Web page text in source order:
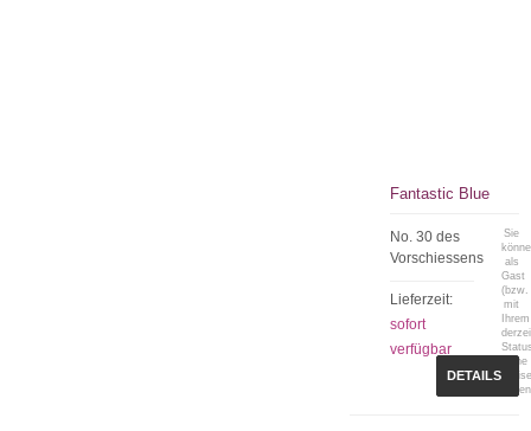
Fantastic Blue
No. 30 des
Vorschiessens
Lieferzeit:
sofort
verfügbar
Sie
als
Gast
(bzw.
mit
Ihrem
keine
DETAILS